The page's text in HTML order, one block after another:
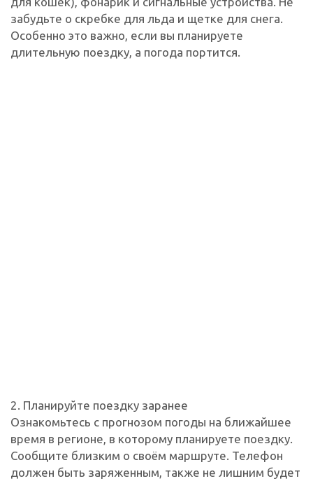
забудьте о скребке для льда и щетке для снега.
Особенно это важно, если вы планируете
длительную поездку, а погода портится.
2. Планируйте поездку заранее
Ознакомьтесь с прогнозом погоды на ближайшее
время в регионе, в которому планируете поездку.
Сообщите близким о своём маршруте. Телефон
должен быть заряженным, также не лишним будет